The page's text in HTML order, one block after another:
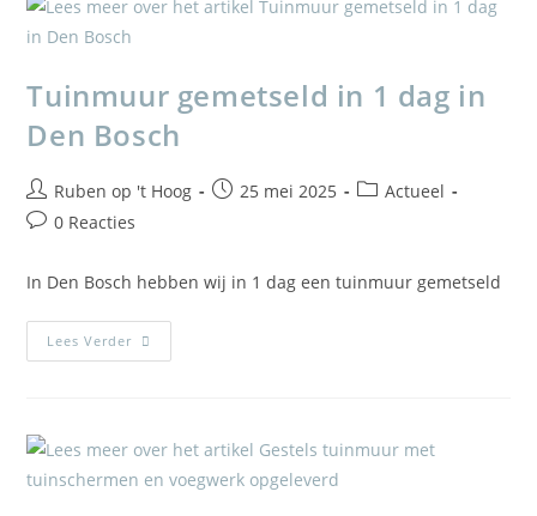
Tuinmuur gemetseld in 1 dag in
Den Bosch
Ruben op 't Hoog 25 mei 2025
Actueel
0 Reacties
In Den Bosch hebben wij in 1 dag een tuinmuur gemetseld
Lees Verder